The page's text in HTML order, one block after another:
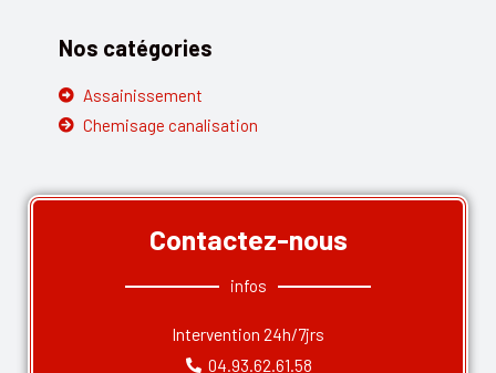
Nos catégories
Assainissement
Chemisage canalisation
Contactez-nous
infos
Intervention 24h/7jrs
04.93.62.61.58